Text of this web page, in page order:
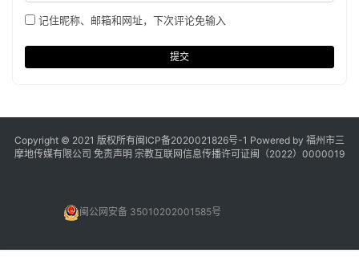
记住昵称、邮箱和网址，下次评论免输入
提交
Copyright © 2021 版权所有闽ICP备2020021826号-1 Powered by 福州市三
摩地传媒有限公司 免责声明 宗教互联网信息传播许可证闽（2022）0000019
闽公网安备 35010202001585号